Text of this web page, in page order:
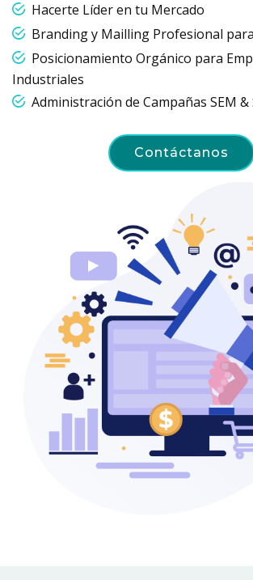
Hacerte Líder en tu Mercado
Branding y Mailling Profesional
Posicionamiento Orgánico para
Industriales
Administración de Campañas SEM &
Contáctanos